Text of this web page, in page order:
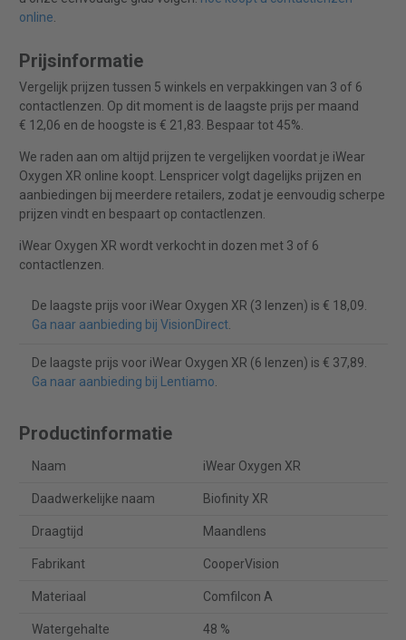
online.
Prijsinformatie
Vergelijk prijzen tussen 5 winkels en verpakkingen van 3 of 6
contactlenzen. Op dit moment is de laagste prijs per maand
€ 12,06 en de hoogste is € 21,83. Bespaar tot 45%.
We raden aan om altijd prijzen te vergelijken voordat je iWear
Oxygen XR online koopt. Lenspricer volgt dagelijks prijzen en
aanbiedingen bij meerdere retailers, zodat je eenvoudig scherpe
prijzen vindt en bespaart op contactlenzen.
iWear Oxygen XR wordt verkocht in dozen met 3 of 6
contactlenzen.
De laagste prijs voor iWear Oxygen XR (3 lenzen) is € 18,09.
Ga naar aanbieding bij VisionDirect.
De laagste prijs voor iWear Oxygen XR (6 lenzen) is € 37,89.
Ga naar aanbieding bij Lentiamo.
Productinformatie
Naam iWear Oxygen XR
Daadwerkelijke naam Biofinity XR
Draagtijd Maandlens
Fabrikant CooperVision
Materiaal Comfilcon A
Watergehalte 48 %